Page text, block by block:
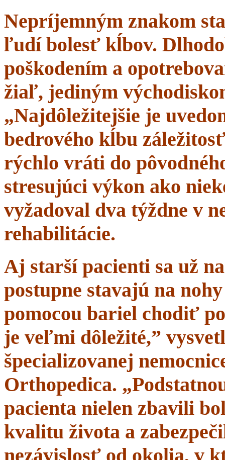
Nepríjemným znakom
ľudí bolesť kĺbov.
poškodením a
žiaľ, jediným
„Najdôležitejšie je
bedrového kĺbu
rýchlo vráti do
stresujúci výkon ako
vyžadoval dva týždne v
rehabilitácie.
Aj starší pacienti sa už
postupne stavajú na
pomocou bariel chodiť
je veľmi dôležité,”
špecializovanej
Orthopedica.
pacienta nielen zbavili
kvalitu života a
nezávislosť od okolia, v